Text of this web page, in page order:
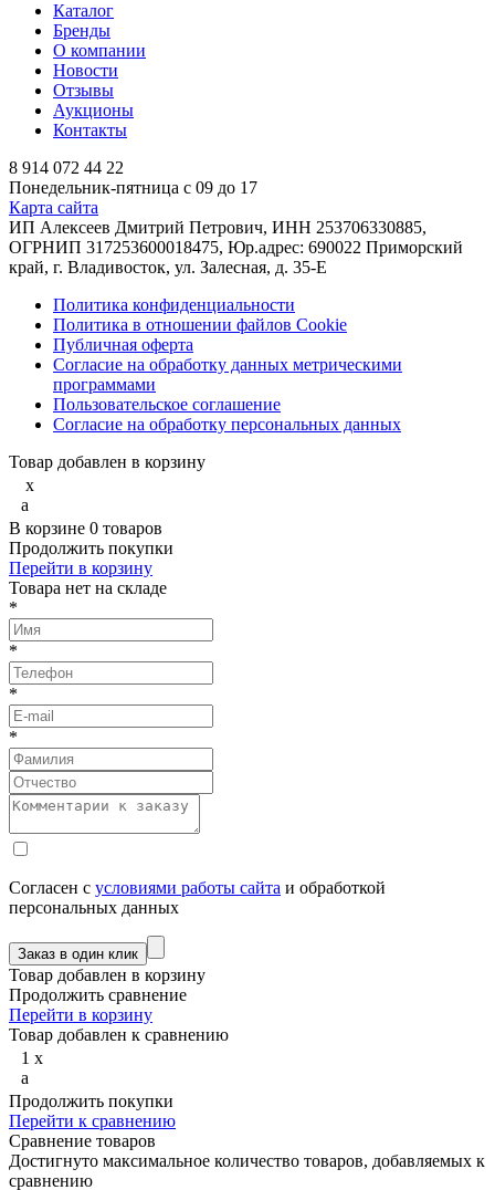
Каталог
Бренды
О компании
Новости
Отзывы
Аукционы
Контакты
8 914 072 44 22
Понедельник-пятница с 09 до 17
Карта сайта
ИП Алексеев Дмитрий Петрович, ИНН 253706330885,
ОГРНИП 317253600018475, Юр.адрес: 690022 Приморский
край, г. Владивосток, ул. Залесная, д. 35-Е
Политика конфиденциальности
Политика в отношении файлов Cookie
Публичная оферта
Согласие на обработку данных метрическими
программами
Пользовательское соглашение
Согласие на обработку персональных данных
Товар добавлен в корзину
x
a
В корзине 0 товаров
Продолжить покупки
Перейти в корзину
Товарa нет на складе
*
*
*
*
Согласен с условиями работы сайта и обработкой
персональных данных
Товар добавлен в корзину
Продолжить сравнение
Перейти в корзину
Товар добавлен к сравнению
1 x
a
Продолжить покупки
Перейти к сравнению
Сравнение товаров
Достигнуто максимальное количество товаров, добавляемых к
сравнению